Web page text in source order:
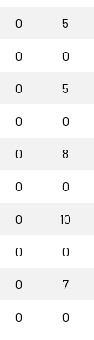
0 5
0 0
0 5
0 0
0 8
0 0
0 10
0 0
0 7
0 0